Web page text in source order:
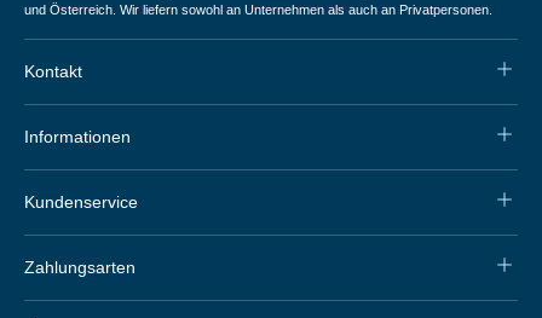
und Österreich. Wir liefern sowohl an Unternehmen als auch an Privatpersonen.
Kontakt
Informationen
Kundenservice
Zahlungsarten